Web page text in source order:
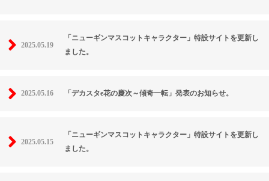
2025.05.19
「ニューギンマスコットキャラクター」特設サイトを更新し
ました。
2025.05.16 「デカスタe花の慶次～傾奇一転」発表のお知らせ。
2025.05.15
「ニューギンマスコットキャラクター」特設サイトを更新し
ました。